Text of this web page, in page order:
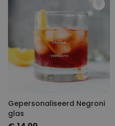
Gepersonaliseerd Negroni
glas